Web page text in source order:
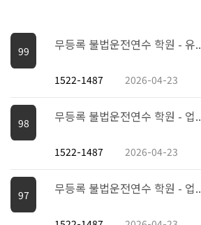
99 무등록 불법운전연수 학원 - 유..
1522-1487 2026-04-23
98 무등록 불법운전연수 학원 - 업..
1522-1487 2026-04-23
97 무등록 불법운전연수 학원 - 업..